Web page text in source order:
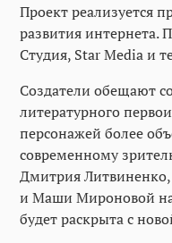
Проект реализуется
развития интернета.
Студия, Star Media и
Создатели обещают
литературного
персонажей более
современному
Дмитрия
и Маши Мироновой на
будет раскрыта с